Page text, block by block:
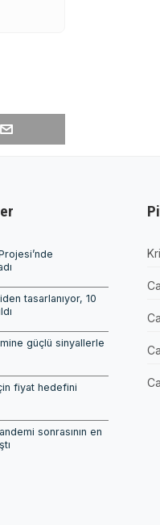
tasarlanıyor, 10
güçlü sinyallerle
fiyat hedefini
sonrasının en